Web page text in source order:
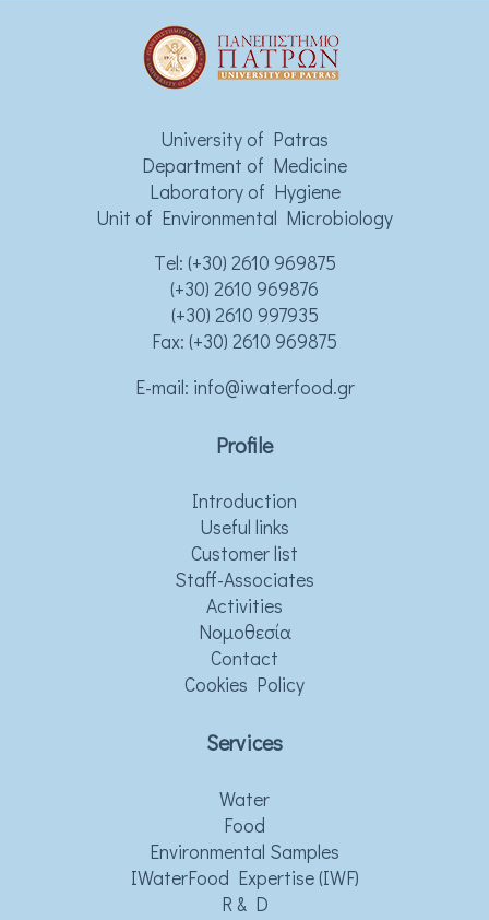
University of Patras
Department of Medicine
Laboratory of Hygiene
Unit of Environmental Microbiology
Τel: (+30) 2610 969875
(+30) 2610 969876
(+30) 2610 997935
Fax: (+30) 2610 969875
Ε-mail: info@iwaterfood.gr
Profile
Introduction
Useful links
Customer list
Staff-Associates
Activities
Νομοθεσία
Contact
Cookies Policy
Services
Water
Food
Environmental Samples
IWaterFood Expertise (IWF)
R & D